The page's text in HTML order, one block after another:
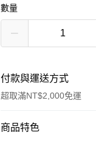
數量
付款與運送方式
超取滿NT$2,000免運
付款方式
商品特色